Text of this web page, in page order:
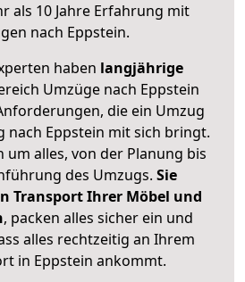
als 10 Jahre Erfahrung mit
nach Eppstein.
haben langjährige
Umzüge nach Eppstein
die ein Umzug
nach Eppstein mit sich bringt.
um alles, von der Planung bis
des Umzugs. Sie
Transport Ihrer Möbel und
, packen alles sicher ein und
alles rechtzeitig an Ihrem
in Eppstein ankommt.